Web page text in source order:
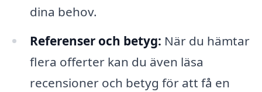
dina behov.
Referenser och betyg: När du hämtar
flera offerter kan du även läsa
recensioner och betyg för att få en